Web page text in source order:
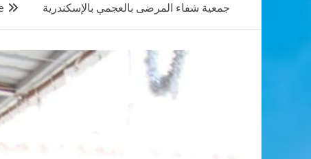
جمعية شفاء المرضى بالعجمي بالإسكندرية